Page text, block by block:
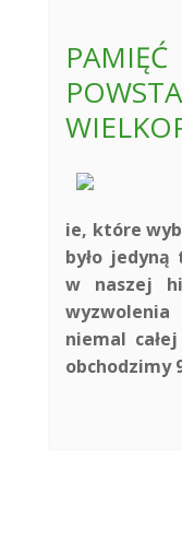
ie, które
było jedyną
w naszej
niemal
obchodzimy